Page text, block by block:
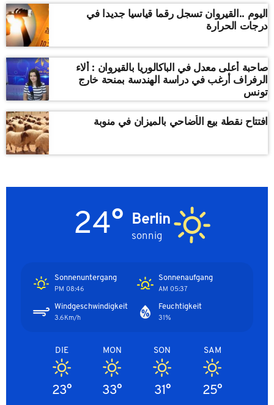
اليوم ..القيروان تسجل رقما قياسيا جديدا في
درجات الحرارة
صاحبة أعلى معدل في الباكالوريا بالقيروان : ألاء
الرفراف أرغب في دراسة الهندسة بمنحة خارج
تونس
افتتاح نقطة بيع الأضاحي بالميزان في منوبة
Berlin
sonnig
24°
Sonnenaufgang
05:37 AM
Sonnenuntergang
08:46 PM
Feuchtigkeit
31%
Windgeschwindigkeit
3.6Km/h
SAM
25°
SON
31°
MON
33°
DIE
23°